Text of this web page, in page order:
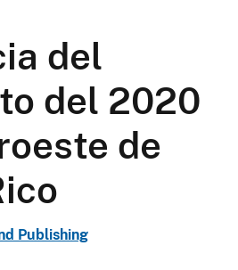
del
del 2020
de
Publishing